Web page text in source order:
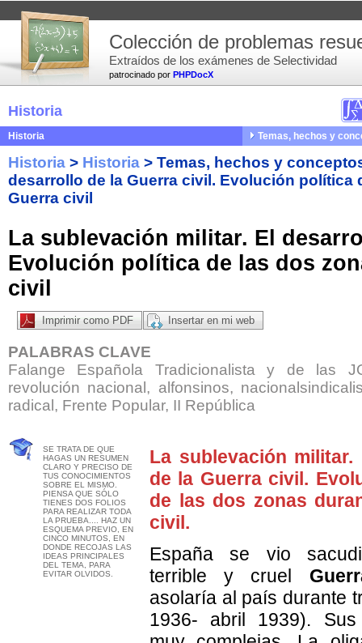
patrocinado por PHPDocX
Colección de problemas
Extraídos de los exámenes de Selectividad
Historia
Historia Temas, hechos y
Historia > Historia > Temas, hechos y
desarrollo de la Guerra civil. Evolución política
Guerra civil
La sublevación militar. El
Evolución política de las dos
civil
Imprimir como PDF Insertar en mi web
PALABRAS CLAVE
Falange Española Tradicionalista y de las
revolución nacional, alfonsinos,
radical, Frente Popular, II República
SE TRATA DE QUE
HAGAS UN RESUMEN
CLARO Y PRECISO DE
TUS CONOCIMIENTOS
SOBRE EL MISMO.
PIENSA QUE SÓLO
TIENES DOS FOLIOS
PARA REALIZAR TODA
LA PRUEBA.... HAZ UN
ESQUEMA PREVIO, EN
CINCO MINUTOS, EN
DONDE RECOJAS LAS
IDEAS PRINCIPALES
DEL TEMA, PARA
EVITAR OLVIDOS.
La sublevación militar.
de la Guerra civil.
de las dos zonas
civil.
España se vio
terrible y cruel
asolaría al país durante
1936- abril 1939).